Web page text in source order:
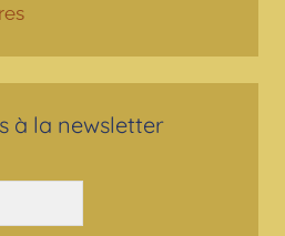
à la newsletter